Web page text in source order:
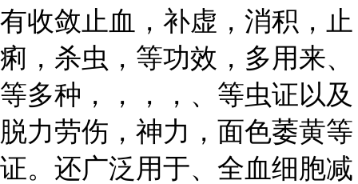
有收敛止血，补虚，消积，止
痢，杀虫，等功效，多用来、
等多种，，，，、等虫证以及
脱力劳伤，神力，面色萎黄等
证。还广泛用于、全血细胞减